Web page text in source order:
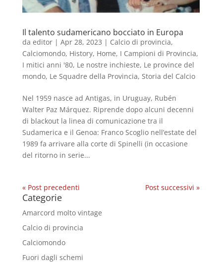
Il talento sudamericano bocciato in Europa
da editor| Apr 28, 2023 | Calcio di provincia,
Calciomondo, History, Home, I Campioni di Provincia,
I mitici anni '80, Le nostre inchieste, Le province del
mondo, Le Squadre della Provincia, Storia del Calcio
Nel 1959 nasce ad Antigas, in Uruguay, Rubén
Walter Paz Márquez. Riprende dopo alcuni decenni
di blackout la linea di comunicazione tra il
Sudamerica e il Genoa: Franco Scoglio nell’estate del
1989 fa arrivare alla corte di Spinelli (in occasione
del ritorno in serie...
« Post precedenti Post successivi »
Categorie
Amarcord molto vintage
Calcio di provincia
Calciomondo
Fuori dagli schemi